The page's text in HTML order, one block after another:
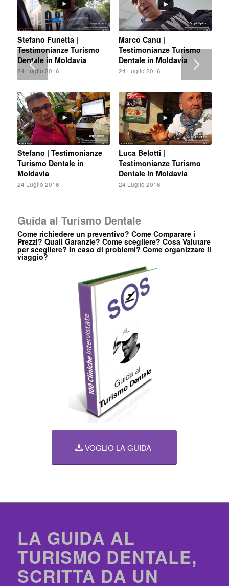
Stefano Funetta |
Testimonianze Turismo
Dentale in Moldavia
24 Luglio 2016
Marco Canu |
Testimonianze Turismo
Dentale in Moldavia
24 Luglio 2016
Stefano | Testimonianze
Turismo Dentale in
Moldavia
24 Luglio 2016
Luca Belotti |
Testimonianze Turismo
Dentale in Moldavia
24 Luglio 2016
Guida al Turismo Dentale
Come richiedere un preventivo? Come Comparare i
Prezzi? Quali Garanzie? Come scegliere? Cosa Valutare
per scegliere? In caso di problemi? Come organizzare il
viaggio?
VOGLIO LA GUIDA
LA GUIDA AL
TURISMO DENTALE,
SCRITTA DA UN